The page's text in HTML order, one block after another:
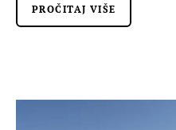
PROČITAJ VIŠE